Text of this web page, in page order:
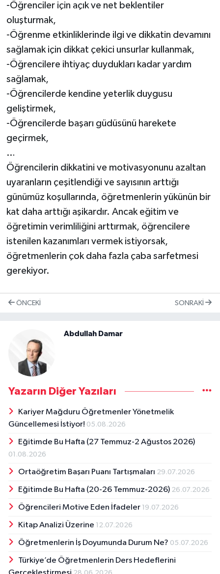
-Öğrenciler için açık ve net beklentiler
oluşturmak,
-Öğrenme etkinliklerinde ilgi ve dikkatin devamını
sağlamak için dikkat çekici unsurlar kullanmak,
-Öğrencilere ihtiyaç duydukları kadar yardım
sağlamak,
-Öğrencilerde kendine yeterlik duygusu
geliştirmek,
-Öğrencilerde başarı güdüsünü harekete
geçirmek,
…
Öğrencilerin dikkatini ve motivasyonunu azaltan
uyaranların çeşitlendiği ve sayısının arttığı
günümüz koşullarında, öğretmenlerin yükünün bir
kat daha arttığı aşikardır. Ancak eğitim ve
öğretimin verimliliğini arttırmak, öğrencilere
istenilen kazanımları vermek istiyorsak,
öğretmenlerin çok daha fazla çaba sarfetmesi
gerekiyor.
ÖNCEKI SONRAKI
Abdullah Damar
Yazarın Diğer Yazıları
Kariyer Mağduru Öğretmenler Yönetmelik
Güncellemesi İstiyor! 05.08.2026
Eğitimde Bu Hafta (27 Temmuz-2 Ağustos 2026)
01.08.2026
Ortaöğretim Başarı Puanı Tartışmaları 29.07.2026
Eğitimde Bu Hafta (20-26 Temmuz-2026) 26.07.2026
Öğrencileri Motive Eden İfadeler 19.07.2026
Kitap Analizi Üzerine 12.07.2026
Öğretmenlerin İş Doyumunda Durum Ne? 05.07.2026
Türkiye’de Öğretmenlerin Ders Hedeflerini